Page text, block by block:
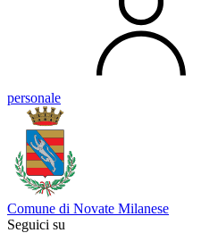
personale
Comune di Novate Milanese
Seguici su